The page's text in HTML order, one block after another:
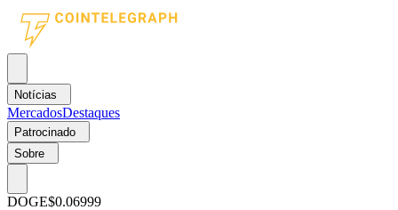
Notícias
MercadosDestaques
Patrocinado
Sobre
DOGE$0.06999